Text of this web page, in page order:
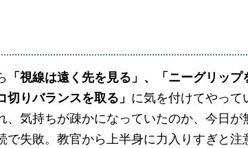
「視線は遠く先を見る」、「ニーグリップ
りバランスを取る」 に気を付けてやって
気持ちが疎かになっていたのか、今日が
で失敗。教官から上半身に力入りすぎと注